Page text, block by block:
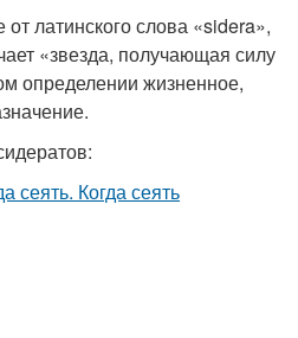
латинского слова «sidera»,
«звезда, получающая силу
определении жизненное,